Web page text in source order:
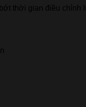
thời gian điều chỉnh